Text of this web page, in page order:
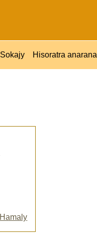
Sokajy Hisoratra anarana
Hamaly